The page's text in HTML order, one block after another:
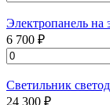
Электропанель
6 700 ₽
Светильник
24 300 ₽